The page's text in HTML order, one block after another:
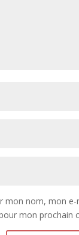
mon nom, mon
mon prochain